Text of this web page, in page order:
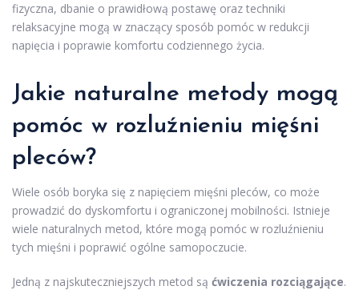
fizyczna, dbanie o prawidłową postawę oraz techniki
relaksacyjne mogą w znaczący sposób pomóc w redukcji
napięcia i poprawie komfortu codziennego życia.
Jakie naturalne metody mogą
pomóc w rozluźnieniu mięśni
pleców?
Wiele osób boryka się z napięciem mięśni pleców, co może
prowadzić do dyskomfortu i ograniczonej mobilności. Istnieje
wiele naturalnych metod, które mogą pomóc w rozluźnieniu
tych mięśni i poprawić ogólne samopoczucie.
Jedną z najskuteczniejszych metod są ćwiczenia rozciągające.